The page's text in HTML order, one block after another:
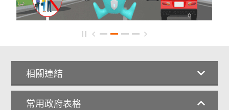
相關連結
常用政府表格